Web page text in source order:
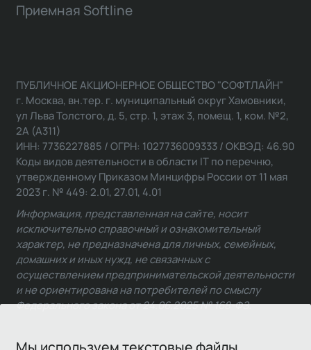
Приемная Softline
ПУБЛИЧНОЕ АКЦИОНЕРНОЕ ОБЩЕСТВО "СОФТЛАЙН"
г. Москва, вн.тер. г. муниципальный округ Хамовники,
ул Льва Толстого, д. 5, стр. 1, этаж 3, помещ. 1, ком. №2,
2А (А311)
ИНН: 7736227885 / ОГРН: 1027736009333 / ОКВЭД: 46.90
Коды видов деятельности в области IT по перечню,
утвержденному Приказом Минцифры России от 11 мая
2023 г. № 449: 2.01, 27.01, 4.01
Информация, представленная на сайте, носит
исключительно справочный и ознакомительный
характер, не предназначена для личных, семейных,
домашних и иных нужд, не связанных с
осуществлением предпринимательской деятельности
и не ориентирована на потребителей по смыслу
Федерального закона от 24.06.2025 № 168-ФЗ.